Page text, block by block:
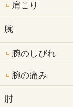
肩こり
腕
腕のしびれ
腕の痛み
肘